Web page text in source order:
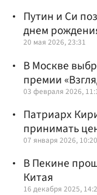
Путин и Си
днем
20 мая 2026, 23:31
В Москве
премии
03 февраля 2026,
Патриарх
принимать
07 января 2026, 10:20
В Пекине
Китая
16 декабря 2025,